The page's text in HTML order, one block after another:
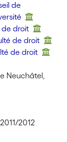
de
de droit
de droit
de droit
Neuchâtel,
2012